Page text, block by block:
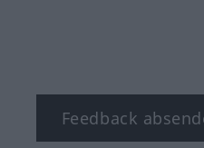
Feedback